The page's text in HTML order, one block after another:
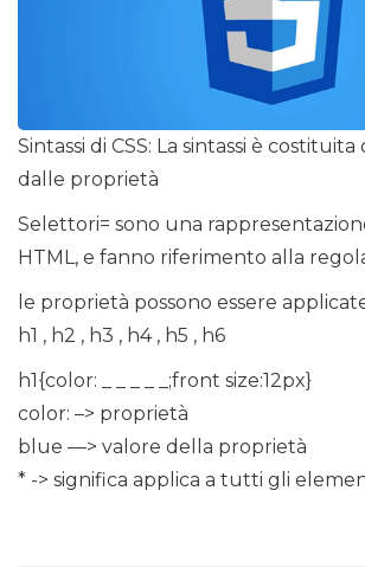
Sintassi di CSS: La sintassi è
dalle proprietà
Selettori= sono una
HTML, e fanno riferimento alla
le proprietà possono essere
h1 , h2 , h3 , h4 , h5 , h6
h1{color: _ _ _ _ _;front size:12px}
color: –> proprietà
blue —> valore della proprietà
* -> significa applica a tutti gli